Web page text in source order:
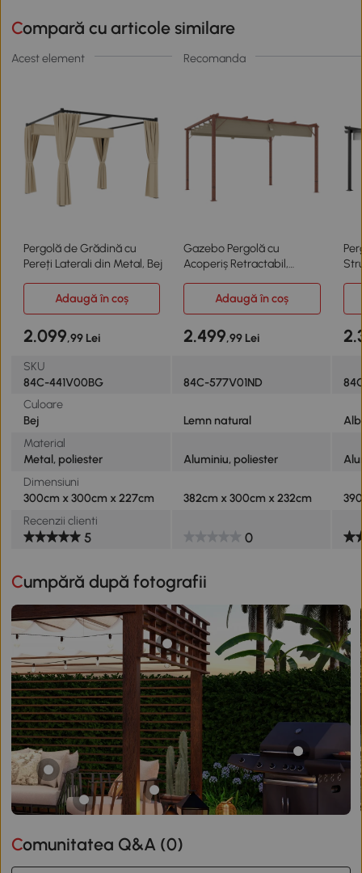
Compară cu articole similare
Acest element Recomanda
Pergolă de Grădină cu
Pereți Laterali din Metal, Bej
Gazebo Pergolă cu
Acoperiș Retractabil,
Adaugă în coș
Adaugă în coș
2.099,99 Lei 2.499,99 Lei
SKU
84C-441V00BG
84C-577V01ND
Culoare
Bej
Lemn natural
Alb
Material
Metal, poliester
Aluminiu, poliester
Dimensiuni
300cm x 300cm x 227cm
382cm x 300cm x 232cm
Recenzii clienti
5 0
Cumpără după fotografii
Comunitatea Q&A (0)